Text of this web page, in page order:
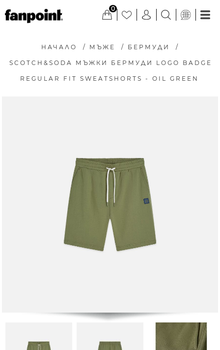
0
НАЧАЛО / МЪЖЕ / БЕРМУДИ /
SCOTCH&SODA МЪЖКИ БЕРМУДИ LOGO BADGE
REGULAR FIT SWEATSHORTS - OIL GREEN